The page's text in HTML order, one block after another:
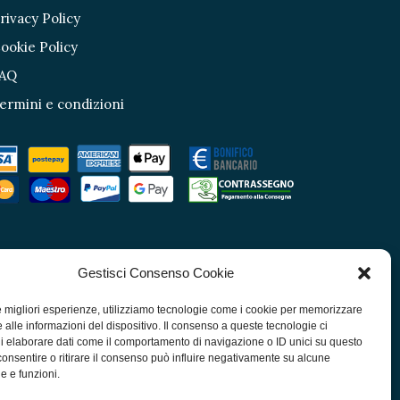
Gestisci Consenso Cookie
migliori esperienze, utilizziamo tecnologie come i cookie per memorizzare
alle informazioni del dispositivo. Il consenso a queste tecnologie ci
elaborare dati come il comportamento di navigazione o ID unici su questo
o ritirare il consenso può influire negativamente su alcune
e funzioni.
Policy
Policy
e condizioni